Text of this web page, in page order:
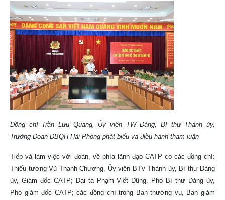
Đồng chí Trần Lưu Quang, Ủy viên TW Đảng, Bí thư Thành ủy,
Trưởng Đoàn ĐBQH Hải Phòng phát biểu và điều hành tham luận
Tiếp và làm việc với đoàn, về phía lãnh đạo CATP có các đồng chí:
Thiếu tướng Vũ Thanh Chương, Ủy viên BTV Thành ủy, Bí thư Đảng
ủy, Giám đốc CATP; Đại tá Phạm Viết Dũng, Phó Bí thư Đảng ủy,
Phó giám đốc CATP; các đồng chí trong Ban thường vụ, Ban giám